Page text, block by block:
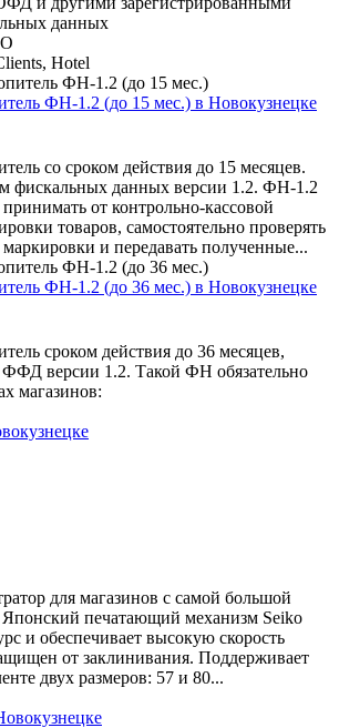
данных
Hotel
ФН-1.2 (до 15 мес.) в Новокузнецке
cо сроком действия до 15 месяцев.
фискальных данных версии 1.2. ФН-1.2
от контрольно-кассовой
товаров, самостоятельно проверять
маркировки и передавать полученные...
ФН-1.2 (до 36 мес.) в Новокузнецке
сроком действия до 36 месяцев,
ФФД версии 1.2. Такой ФН обязательно
магазинов:
для магазинов с самой большой
Японский печатающий механизм Seiko
и обеспечивает высокую скорость
от заклинивания. Поддерживает
двух размеров: 57 и 80...